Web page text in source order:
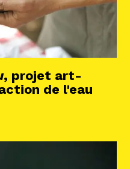
, projet art-
de l'eau
du Val de Loire
directement